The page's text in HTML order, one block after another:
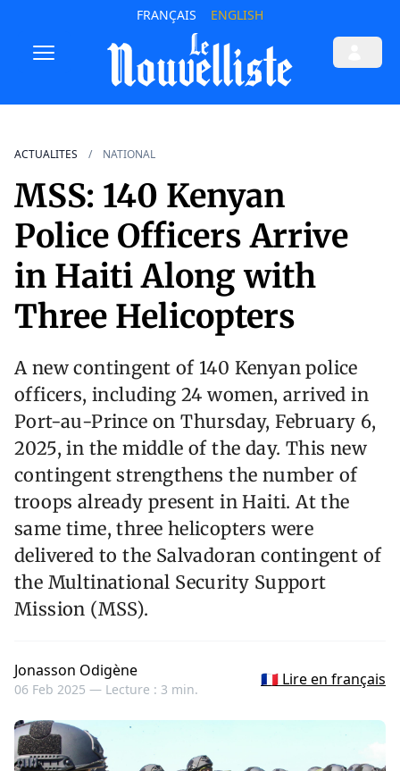
FRANÇAIS ENGLISH
ACTUALITES NATIONAL
MSS: 140 Kenyan
Police Officers Arrive
in Haiti Along with
Three Helicopters
A new contingent of 140 Kenyan police
officers, including 24 women, arrived in
Port-au-Prince on Thursday, February 6,
2025, in the middle of the day. This new
contingent strengthens the number of
troops already present in Haiti. At the
same time, three helicopters were
delivered to the Salvadoran contingent of
the Multinational Security Support
Mission (MSS).
Jonasson Odigène
06 Feb 2025 — Lecture : 3 min.
🇫🇷 Lire en français